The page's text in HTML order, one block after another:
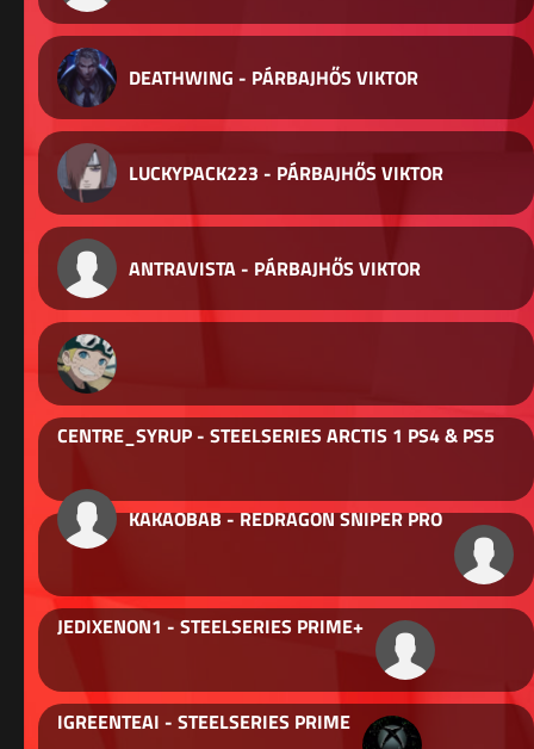
DEATHWING - PÁRBAJHŐS VIKTOR
LUCKYPACK223 - PÁRBAJHŐS VIKTOR
ANTRAVISTA - PÁRBAJHŐS VIKTOR
CENTRE_SYRUP - STEELSERIES ARCTIS 1 PS4 & PS5
KAKAOBAB - REDRAGON SNIPER PRO
JEDIXENON1 - STEELSERIES PRIME+
IGREENTEAI - STEELSERIES PRIME